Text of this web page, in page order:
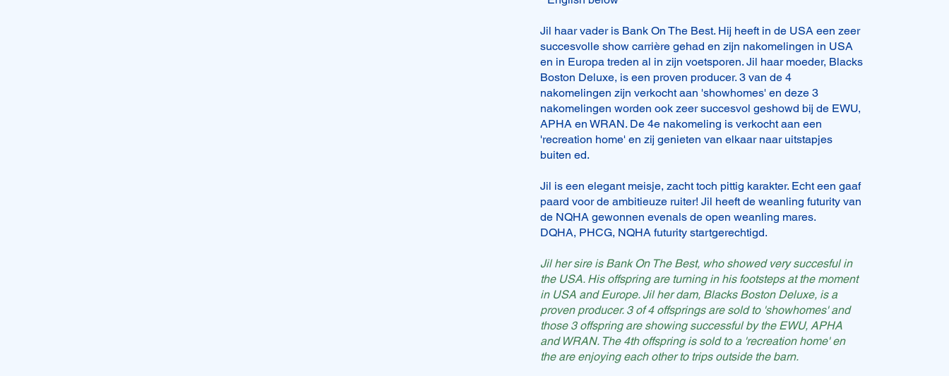
Bob is 23 juni 2024 geboren. Een lief en stoer hengst veulen.
Bob groeit op een een kudde van gevarieerde leeftijden. Zijn half
zusje en nichtjes zijn geshowd en dat zijn fijne paarden om mee
te hebben op show. Goede focus en werklust!
Deze paarden zijn geschikt voor de recreatie ruiter, maar ook
voor de ruiter die wil showen en een allround sportpaard zoekt.
Geschatte eindstokmaat rond de 155cm/157cm. Paard met veel
Kom gerust eens langs om Bob te ontmoeten en te knuffelen.
Bob is born on June 23, 2024. A sweet and tough colt.
Bob is growing in a herd of different ages. His half sister and
nieces are showed and those horses and nice horses to have
with you on show. Good focus and willing to work.
These horses are suitable for recreation riders, and for the show
riders who are looking for a nice allround sporthorse.
Jil haar vader is Bank On The Best. Hij heeft in de USA een zeer
succesvolle show carrière gehad en zijn nakomelingen in USA
en in Europa treden al in zijn voetsporen. Jil haar moeder, Blacks
Boston Deluxe, is een proven producer. 3 van de 4
nakomelingen zijn verkocht aan 'showhomes' en deze 3
nakomelingen worden ook zeer succesvol geshowd bij de EWU,
APHA en WRAN. De 4e nakomeling is verkocht aan een
'recreation home' en zij genieten van elkaar naar uitstapjes
buiten ed.
Jil is een elegant meisje, zacht toch pittig karakter. Echt een gaaf
paard voor de ambitieuze ruiter! Jil heeft de weanling futurity van
de NQHA gewonnen evenals de open weanling mares.
DQHA, PHCG, NQHA futurity startgerechtigd.
Jil her sire is Bank On The Best, who showed very succesful in
the USA. His offspring are turning in his footsteps at the moment
in USA and Europe. Jil her dam, Blacks Boston Deluxe, is a
proven producer. 3 of 4 offsprings are sold to 'showhomes' and
those 3 offspring are showing successful by the EWU, APHA
and WRAN. The 4th offspring is sold to a 'recreation home' en
the are enjoying each other to trips outside the barn.